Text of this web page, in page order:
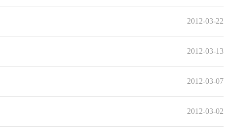
2012-03-22
2012-03-13
2012-03-07
2012-03-02